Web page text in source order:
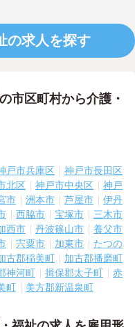
の求人を探す
市区町村から介護・
戸市兵庫区
神戸市長田区
北区 神戸市中央区
神戸
市 洲本市 芦屋市
伊丹
西脇市 宝塚市
三木市
西市 丹波篠山市
養父市
宍粟市 加東市
たつの
古郡稲美町
加古郡播磨町
神河町 揖保郡太子町
赤
町 美方郡新温泉町